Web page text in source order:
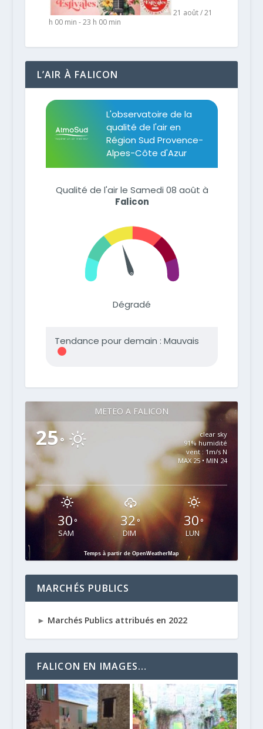
21 août / 21
h 00 min -23 h 00 min
L’AIR À FALICON
MÉTÉO À FALICON
25°
clear sky
91% humidité
vent : 1m/s N
MAX 25 • MIN 24
30°
SAM
32°
DIM
30°
LUN
Temps à partir de OpenWeatherMap
MARCHÉS PUBLICS
► Marchés Publics attribués en 2022
FALICON EN IMAGES…